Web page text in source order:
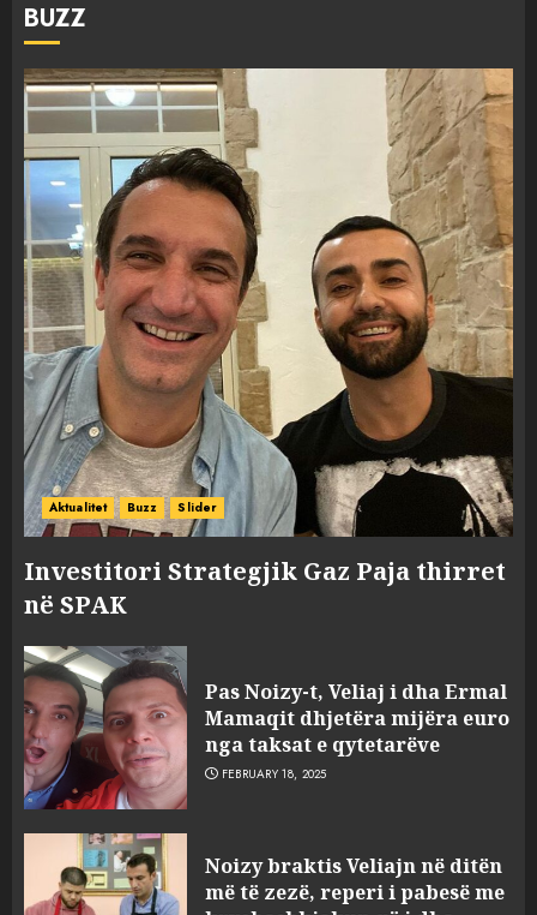
BUZZ
Aktualitet Buzz Slider
Investitori Strategjik Gaz Paja thirret
në SPAK
Pas Noizy-t, Veliaj i dha Ermal
Mamaqit dhjetëra mijëra euro
nga taksat e qytetarëve
FEBRUARY 18, 2025
Noizy braktis Veliajn në ditën
më të zezë, reperi i pabesë me
sulmuan “One Albania”,
ngjarja u fsheh. A u vodhën